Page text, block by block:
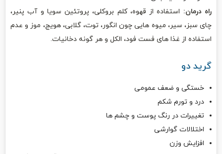
راه درمان: استفاده از قهوه، کلم بروکلی، پروتئین سویا و آب پنیر،
چای سبز، سیر، میوه هایی چون انگور، توت، گلابی، هویج، موز و عدم
استفاده از غذا های فست فود، الکل و هر گونه دخانیات.
گرید دو
خستگی و ضعف عمومی
درد و تورم شکم
تغییرات در رنگ پوست و چشم ها
اختلالات گوارشی
افزایش وزن